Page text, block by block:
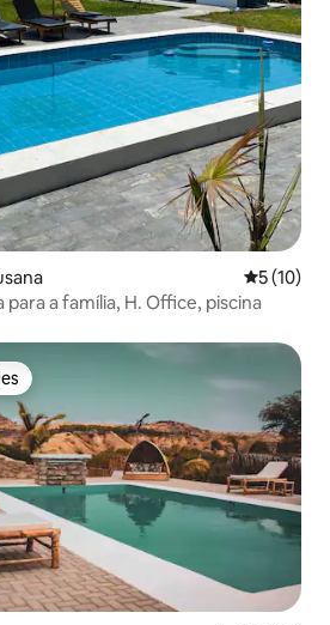
5 de uma
5 (10)
a família, H. Office, piscina